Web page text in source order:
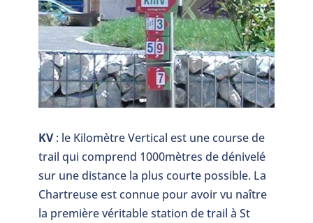
KV: le Kilomètre Vertical est une course de
trail qui comprend 1000mètres de dénivelé
sur une distance la plus courte possible. La
Chartreuse est connue pour avoir vu naître
la première véritable station de trail à St